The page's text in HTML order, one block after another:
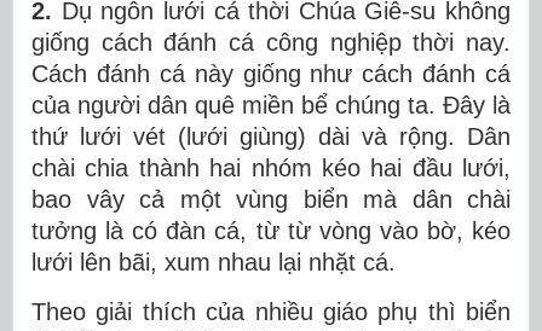
2. Dụ ngôn lưới cá thời Chúa Giê-su không
giống cách đánh cá công nghiệp thời nay.
Cách đánh cá này giống như cách đánh cá
của người dân quê miền bể chúng ta. Đây là
thứ lưới vét (lưới giùng) dài và rộng. Dân
chài chia thành hai nhóm kéo hai đầu lưới,
bao vây cả một vùng biển mà dân chài
tưởng là có đàn cá, từ từ vòng vào bờ, kéo
lưới lên bãi, xum nhau lại nhặt cá.
Theo giải thích của nhiều giáo phụ thì biển